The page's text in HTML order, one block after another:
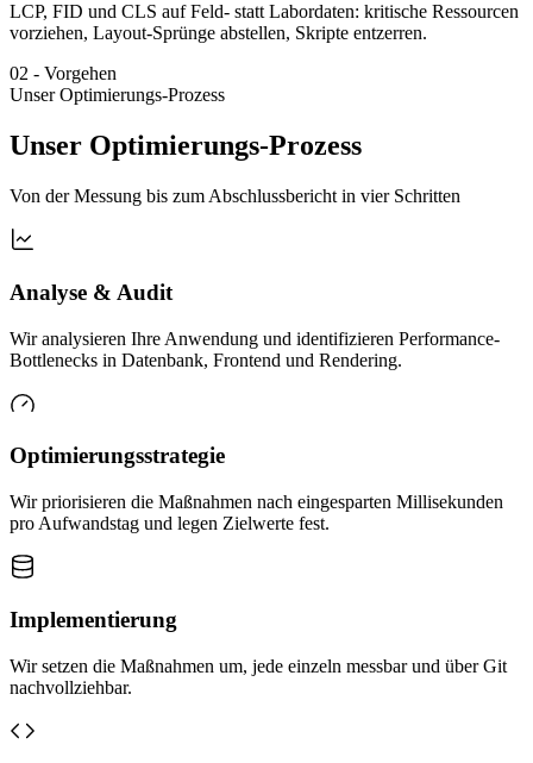
LCP, FID und CLS auf Feld- statt Labordaten: kritische Ressourcen
vorziehen, Layout-Sprünge abstellen, Skripte entzerren.
02 - Vorgehen
Unser Optimierungs-Prozess
Unser Optimierungs-Prozess
Von der Messung bis zum Abschlussbericht in vier Schritten
Analyse & Audit
Wir analysieren Ihre Anwendung und identifizieren Performance-
Bottlenecks in Datenbank, Frontend und Rendering.
Optimierungsstrategie
Wir priorisieren die Maßnahmen nach eingesparten Millisekunden
pro Aufwandstag und legen Zielwerte fest.
Implementierung
Wir setzen die Maßnahmen um, jede einzeln messbar und über Git
nachvollziehbar.